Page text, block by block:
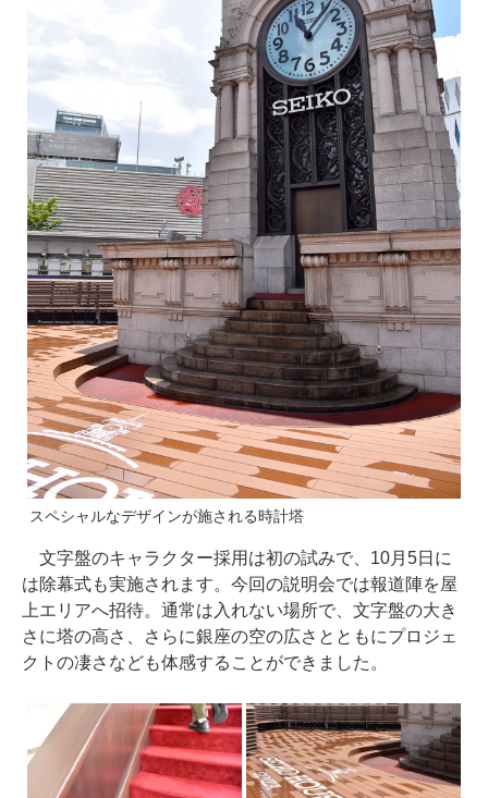
スペシャルなデザインが施される時計塔
文字盤のキャラクター採用は初の試みで、10月5日に
は除幕式も実施されます。今回の説明会では報道陣を屋
上エリアへ招待。通常は入れない場所で、文字盤の大き
さに塔の高さ、さらに銀座の空の広さとともにプロジェ
クトの凄さなども体感することができました。